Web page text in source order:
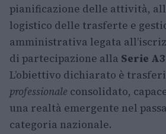
pianificazione delle attività,
logistico delle trasferte e
amministrativa legata
di partecipazione alla Serie
L’obiettivo dichiarato è
professionale consolidato,
una realtà emergente nel
categoria nazionale.